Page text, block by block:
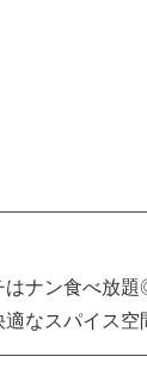
はナン食べ放
なスパイス空